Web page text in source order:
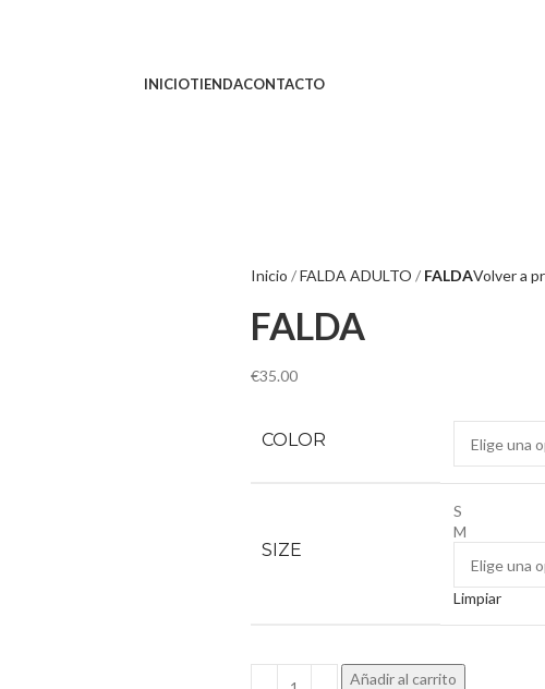
INICIOTIENDACONTACTO
Inicio FALDA ADULTO FALDAVolver a
FALDA
€35.00
COLOR
SIZE
S
M
Limpiar
Añadir al carrito